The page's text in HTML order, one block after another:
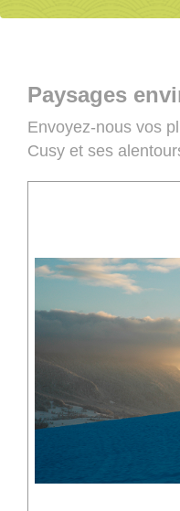
Paysages
Envoyez-nous vos
Cusy et ses